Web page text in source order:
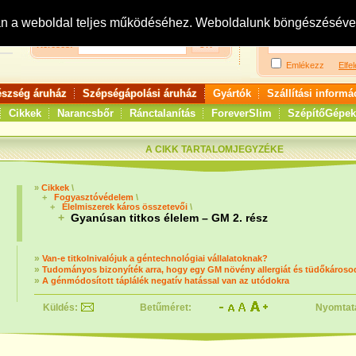
a weboldal teljes működéséhez. Weboldalunk
Keresés:
Bejelentkezés:
Emlékezz
áruház Szépségápolási áruház Gyártók Szállítási
Cikkek Narancsbőr Ránctalanítás ForeverSlim SzépítőGépek
A CIKK TARTALOMJEGYZÉKE
» Cikkek \
+
Fogyasztóvédelem \
+
Élelmiszerek káros összetevői \
+ Gyanúsan titkos élelem – GM 2. rész
» Van-e titkolnivalójuk a géntechnológiai vállalatoknak?
» Tudományos bizonyíték arra, hogy egy GM növény allergiát és
» A génmódosított táplálék negatív hatással van az utódokra
Küldés: Betűméret: